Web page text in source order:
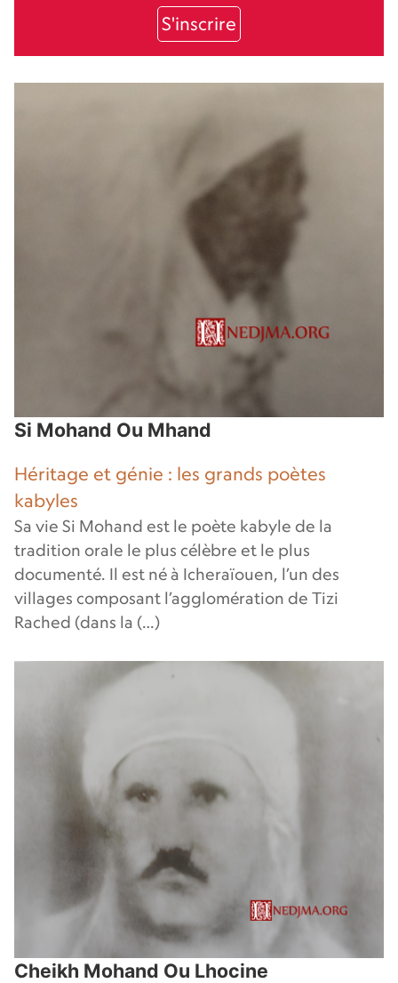
S'inscrire
Si Mohand Ou Mhand
Héritage et génie : les grands poètes
kabyles
Sa vie Si Mohand est le poète kabyle de la
tradition orale le plus célèbre et le plus
documenté. Il est né à Icheraïouen, l’un des
villages composant l’agglomération de Tizi
Rached (dans la (…)
Cheikh Mohand Ou Lhocine